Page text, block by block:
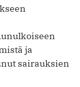
ja
sairauksien